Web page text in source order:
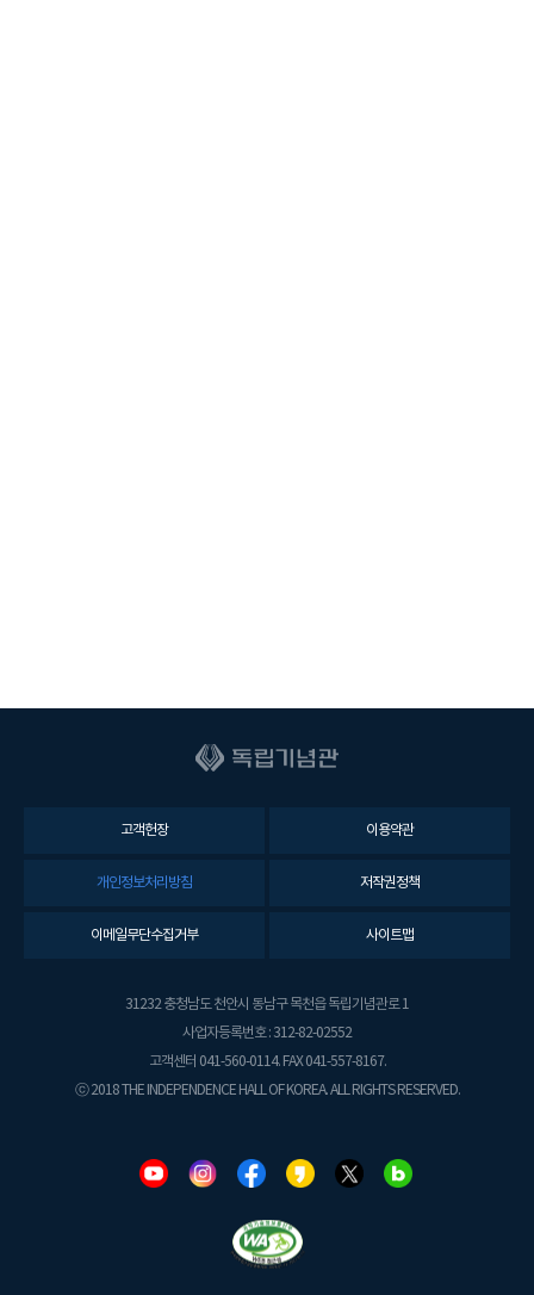
고객헌장 이용약관
개인정보처리방침 저작권정책
이메일무단수집거부 사이트맵
31232 충청남도 천안시 동남구 목천읍 독립기념관로 1
사업자등록번호 : 312-82-02552
고객센터 041-560-0114. FAX 041-557-8167.
ⓒ 2018 THE INDEPENDENCE HALL OF KOREA. ALL RIGHTS RESERVED.